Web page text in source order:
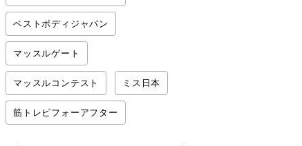
ベストボディジャパン
マッスルゲート
マッスルコンテスト ミス日本
筋トレビフォーアフター